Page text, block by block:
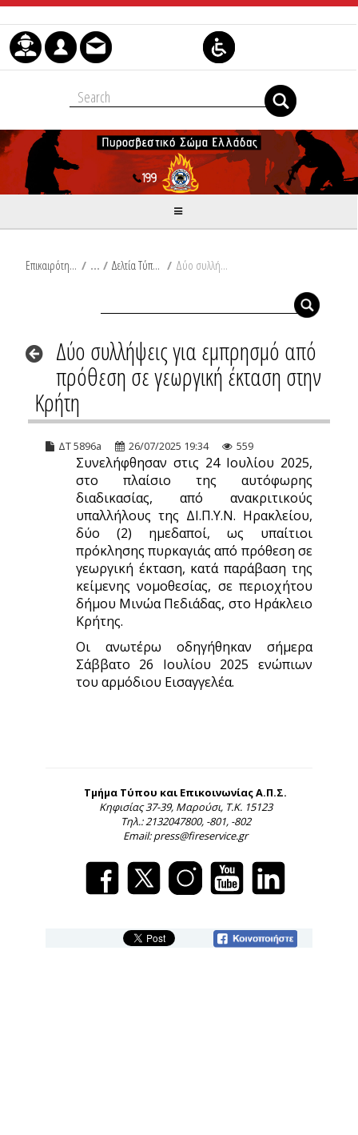
Μετάβαση στο περιεχόμενο
Επικαιρότητα / Δελτία Τύπου / Δύο συλλήψεις για εμπρησμό από πρόθεση σε γεωργική έκταση στην Κρήτη
Δύο συλλήψεις για εμπρησμό από
πρόθεση σε γεωργική έκταση στην
Κρήτη
ΔΤ 5896a 26/07/2025 19:34 559
Συνελήφθησαν στις 24 Ιουλίου 2025,
στο πλαίσιο της αυτόφωρης
διαδικασίας, από ανακριτικούς
υπαλλήλους της ΔΙ.Π.Υ.Ν. Ηρακλείου,
δύο (2) ημεδαποί, ως υπαίτιοι
πρόκλησης πυρκαγιάς από πρόθεση σε
γεωργική έκταση, κατά παράβαση της
κείμενης νομοθεσίας, σε περιοχήτου
δήμου Μινώα Πεδιάδας, στο Ηράκλειο
Κρήτης.
Οι ανωτέρω οδηγήθηκαν σήμερα
Σάββατο 26 Ιουλίου 2025 ενώπιων
του αρμόδιου Εισαγγελέα.
Τμήμα Τύπου και Επικοινωνίας Α.Π.Σ.
Κηφισίας 37-39, Μαρούσι, Τ.Κ. 15123
Τηλ.: 2132047800, -801, -802
Email: press@fireservice.gr